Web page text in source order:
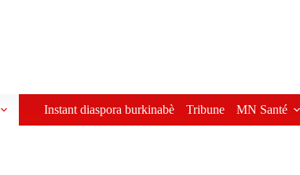
Instant diaspora burkinabè Tribune MN Santé